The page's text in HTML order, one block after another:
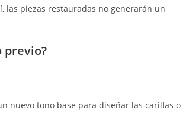
las piezas restauradas no generarán un
previo?
nuevo tono base para diseñar las carillas o